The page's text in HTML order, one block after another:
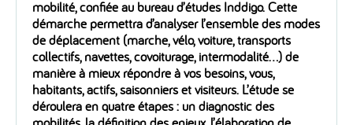
mobilité, confiée au bureau d’études Inddigo. Cette
démarche permettra d’analyser l’ensemble des modes
de déplacement (marche, vélo, voiture, transports
collectifs, navettes, covoiturage, intermodalité…) de
manière à mieux répondre à vos besoins, vous,
habitants, actifs, saisonniers et visiteurs. L’étude se
déroulera en quatre étapes : un diagnostic des